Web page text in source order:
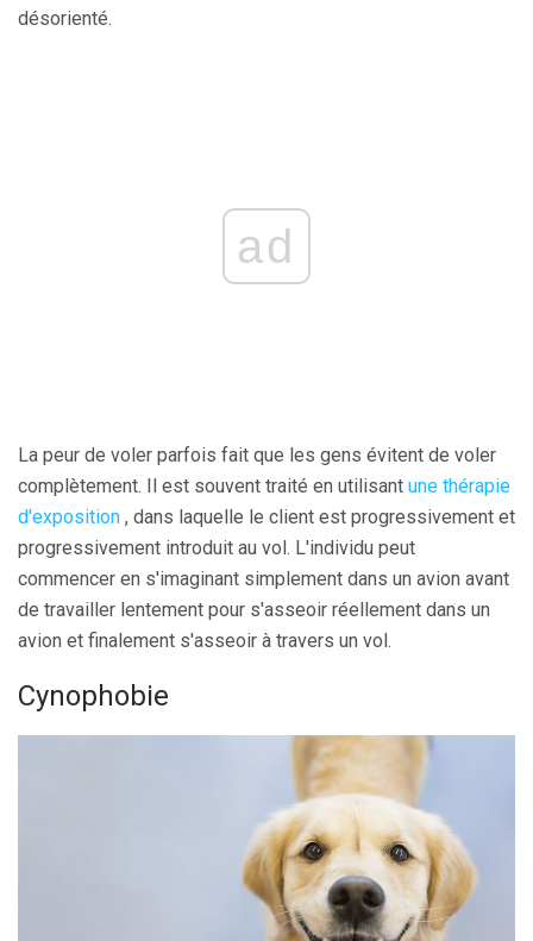
désorienté.
ad
La peur de voler parfois fait que les gens évitent de voler
complètement. Il est souvent traité en utilisant une thérapie
d'exposition , dans laquelle le client est progressivement et
progressivement introduit au vol. L'individu peut
commencer en s'imaginant simplement dans un avion avant
de travailler lentement pour s'asseoir réellement dans un
avion et finalement s'asseoir à travers un vol.
Cynophobie